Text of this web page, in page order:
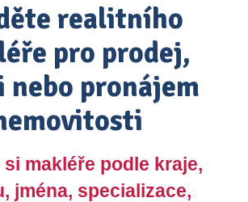
realitního
pro prodej,
nebo pronájem
si makléře podle kraje,
jména, specializace,